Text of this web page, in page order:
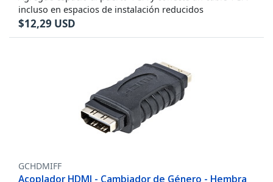
incluso en espacios de instalación reducidos
$12,29 USD
GCHDMIFF
Acoplador HDMI - Cambiador de Género - Hembra